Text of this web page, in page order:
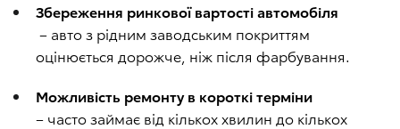
Збереження ринкової вартості автомобіля
– авто з рідним заводським покриттям
оцінюється дорожче, ніж після фарбування.
Можливість ремонту в короткі терміни
– часто займає від кількох хвилин до кількох